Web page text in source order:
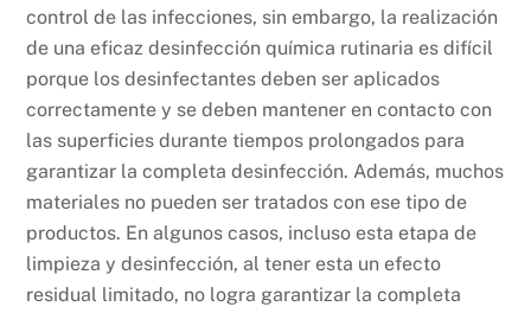
control de las infecciones, sin embargo, la realización
de una eficaz desinfección química rutinaria es difícil
porque los desinfectantes deben ser aplicados
correctamente y se deben mantener en contacto con
las superficies durante tiempos prolongados para
garantizar la completa desinfección. Además, muchos
materiales no pueden ser tratados con ese tipo de
productos. En algunos casos, incluso esta etapa de
limpieza y desinfección, al tener esta un efecto
residual limitado, no logra garantizar la completa